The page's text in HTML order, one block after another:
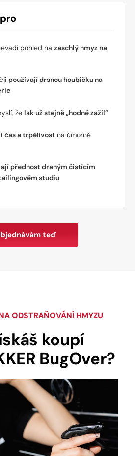
pro
pohled na zaschlý hmyz na
používají drsnou houbičku na
že lak už stejně „hodně zažil”
čas a trpělivostna úmorné
přednost drahým čistícím
studiu
teď
ODSTRAŇOVÁNÍ HMYZU
koupí
BugOver?